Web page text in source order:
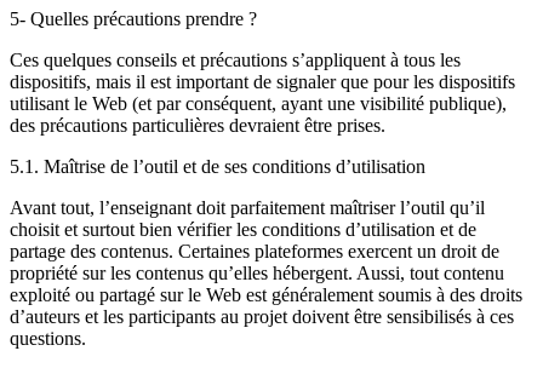
5- Quelles précautions prendre ?
Ces quelques conseils et précautions s’appliquent à tous les
dispositifs, mais il est important de signaler que pour les dispositifs
utilisant le Web (et par conséquent, ayant une visibilité publique),
des précautions particulières devraient être prises.
5.1. Maîtrise de l’outil et de ses conditions d’utilisation
Avant tout, l’enseignant doit parfaitement maîtriser l’outil qu’il
choisit et surtout bien vérifier les conditions d’utilisation et de
partage des contenus. Certaines plateformes exercent un droit de
propriété sur les contenus qu’elles hébergent. Aussi, tout contenu
exploité ou partagé sur le Web est généralement soumis à des droits
d’auteurs et les participants au projet doivent être sensibilisés à ces
questions.